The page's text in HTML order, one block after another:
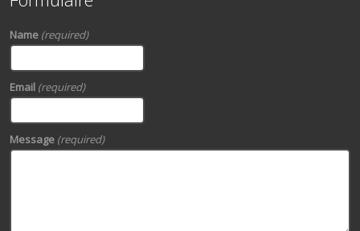
Name (required)
Email (required)
Message (required)